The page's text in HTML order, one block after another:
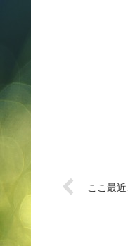
ここ最